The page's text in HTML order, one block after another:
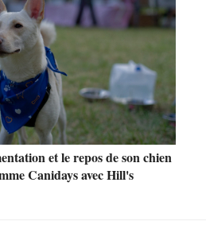
et le repos de son chien
Canidays avec Hill's